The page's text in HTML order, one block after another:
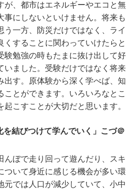
が、都市はエネルギーやエコと無
事にしないといけません。将来も
う一方、防災だけではなく、ライ
くすることに関わっていけたらと
験勉強の時もたまに抜け出して好
いました。受験だけではなく将来
出す。原体験から深く学べば、知
ことができます。いろいろなとこ
こすことが大切だと思います。
を結びつけて学んでいく」こづ＠
ぼで走り回って遊んだり、スキ
ついて身近に感じる機会が多い環
元では人口が減少していて、小中